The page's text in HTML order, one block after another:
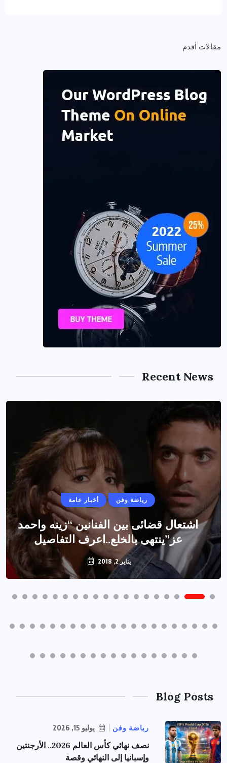
مقالات أقدم
Recent News
أخبار عامة رياضة وفن
اشتعال قضائى بين الفنانين “زينه واحمد
عز”ينتهى بالخلع..اعرف التفاصيل
يناير 2, 2018
Blog Posts
رياضة وفن يوليو 15, 2026
نصف نهائي كأس العالم 2026.. الأرجنتين
وإسبانيا إلى النهائي وقصة